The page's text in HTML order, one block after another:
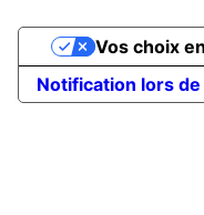
Notification lors
Vos choix